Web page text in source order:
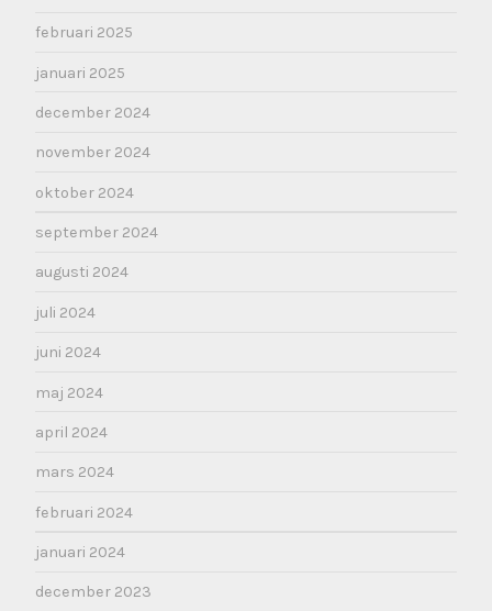
februari 2025
januari 2025
december 2024
november 2024
oktober 2024
september 2024
augusti 2024
juli 2024
juni 2024
maj 2024
april 2024
mars 2024
februari 2024
januari 2024
december 2023